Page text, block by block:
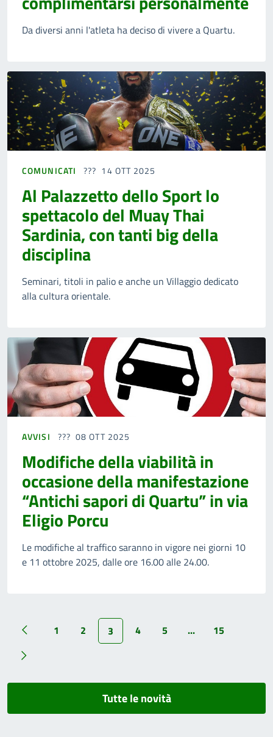
Da diversi anni l'atleta ha deciso di vivere a Quartu.
COMUNICATI 14 OTT 2025
Al Palazzetto dello Sport lo
spettacolo del Muay Thai
Sardinia, con tanti big della
disciplina
Seminari, titoli in palio e anche un Villaggio dedicato
alla cultura orientale.
AVVISI 08 OTT 2025
Modifiche della viabilità in
occasione della manifestazione
“Antichi sapori di Quartu” in via
Eligio Porcu
Le modifiche al traffico saranno in vigore nei giorni 10
e 11 ottobre 2025, dalle ore 16.00 alle 24.00.
1 2 3 4 5 ... 15
Tutte le novità